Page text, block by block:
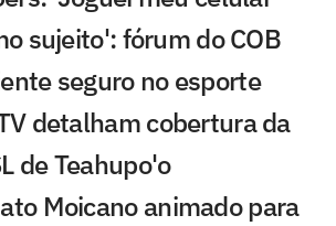
sujeito': fórum do COB
seguro no esporte
detalham cobertura da
de Teahupo'o
Moicano animado para